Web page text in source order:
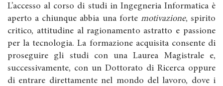
L’accesso al corso di studi in Ingegneria Informatica è
aperto a chiunque abbia una forte motivazione, spirito
critico, attitudine al ragionamento astratto e passione
per la tecnologia. La formazione acquisita consente di
proseguire gli studi con una Laurea Magistrale e,
successivamente, con un Dottorato di Ricerca oppure
di entrare direttamente nel mondo del lavoro, dove i